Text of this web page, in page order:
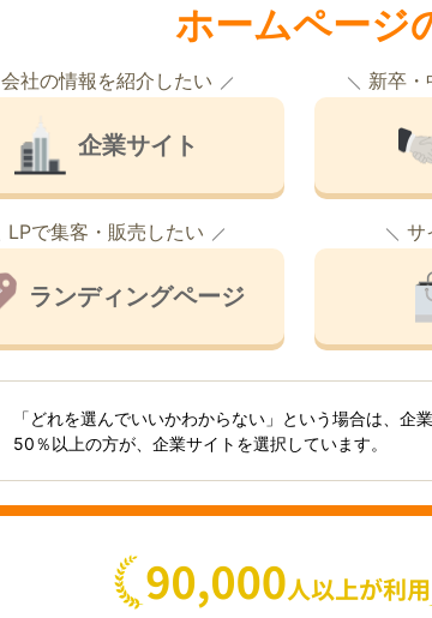
ホームページ
会社の情報を紹介したい
企業サイト
新卒・
LPで集客・販売したい
ランディングページ
サ
「どれを選んでいいかわからない」という場合は、企
50％以上の方が、企業サイトを選択しています。